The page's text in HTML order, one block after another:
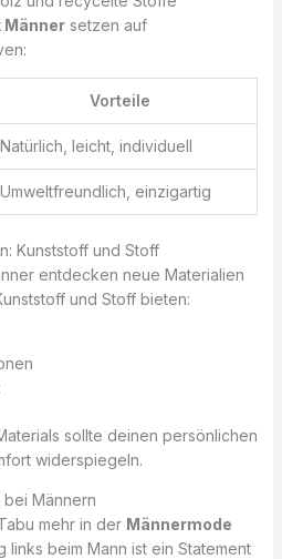
setzen auf
Vorteile
Natürlich, leicht, individuell
Umweltfreundlich, einzigartig
Kunststoff und Stoff
entdecken neue Materialien
und Stoff bieten:
sollte deinen persönlichen
widerspiegeln.
Männern
mehr in der Männermode
links beim Mann ist ein Statement